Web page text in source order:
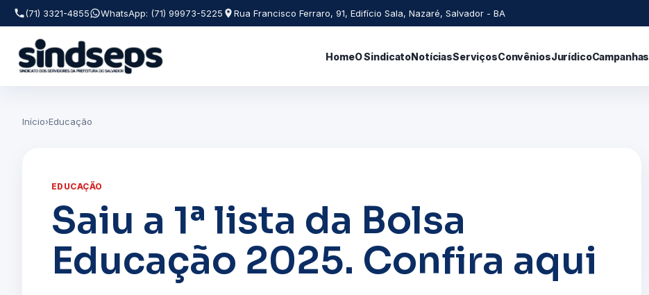
(71) 3321-4855 WhatsApp: (71) 99973-5225 Rua Francisco Ferraro, 91, Edifício Sala, Nazaré, Salvador - BA
HomeO SindicatoNotíciasServiçosConvêniosJurídicoCampanhas
Início›Educação
EDUCAÇÃO
Saiu a 1ª lista da Bolsa
Educação 2025. Confira aqui